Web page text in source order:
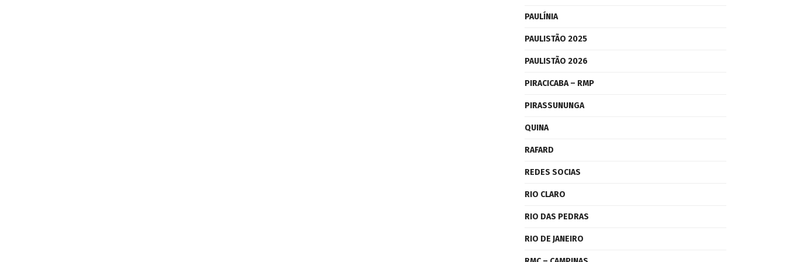
PAULÍNIA
PAULISTÃO 2025
PAULISTÃO 2026
PIRACICABA – RMP
PIRASSUNUNGA
QUINA
RAFARD
REDES SOCIAS
RIO CLARO
RIO DAS PEDRAS
RIO DE JANEIRO